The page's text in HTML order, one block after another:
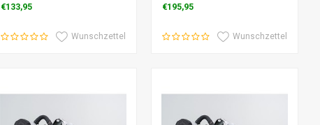
€133,95
Wunschzettel
€195,95
Wunschzettel